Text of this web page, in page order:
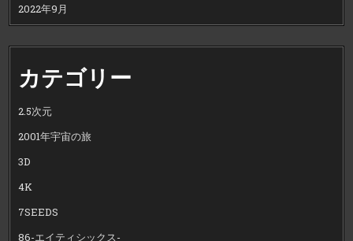
2022年9月
カテゴリー
2.5次元
2001年宇宙の旅
3D
4K
7SEEDS
86-エイティシックス-